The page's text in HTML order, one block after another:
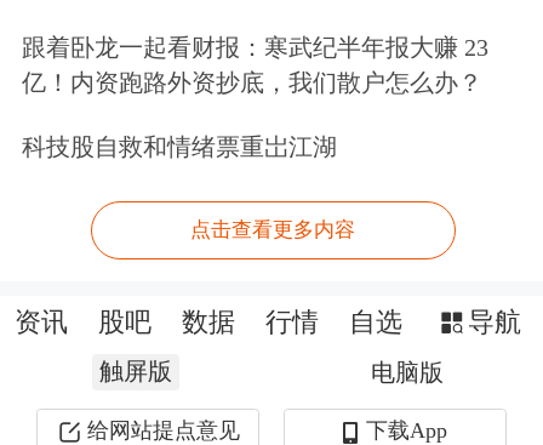
跟着卧龙一起看财报：寒武纪半年报大赚 23
亿！内资跑路外资抄底，我们散户怎么办？
科技股自救和情绪票重岀江湖
点击查看更多内容
资讯 股吧 数据 行情 自选 导航
触屏版 电脑版
给网站提点意见 下载App